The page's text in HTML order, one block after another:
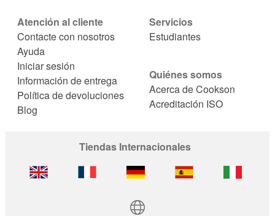
Atención al cliente
Contacte con nosotros
Ayuda
Iniciar sesión
Información de entrega
Política de devoluciones
Blog
Servicios
Estudiantes
Quiénes somos
Acerca de Cookson
Acreditación ISO
Tiendas Internacionales